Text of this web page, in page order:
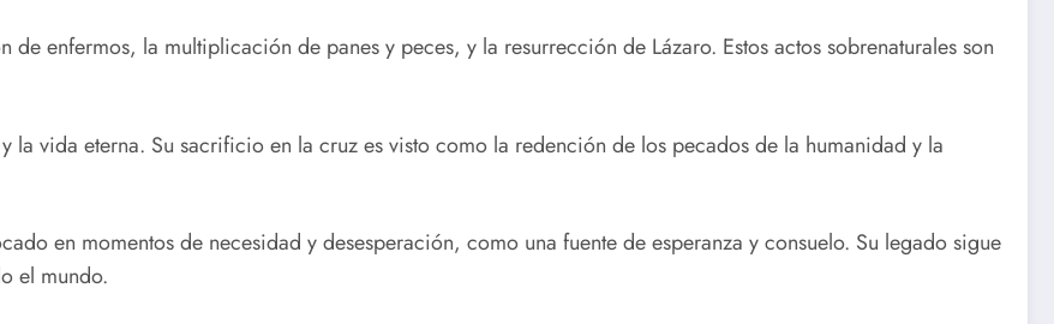
de enfermos, la multiplicación de panes y peces, y la resurrección de Lázaro. Estos actos sobrenaturales son
la vida eterna. Su sacrificio en la cruz es visto como la redención de los pecados de la humanidad y la
en momentos de necesidad y desesperación, como una fuente de esperanza y consuelo. Su legado sigue
el mundo.